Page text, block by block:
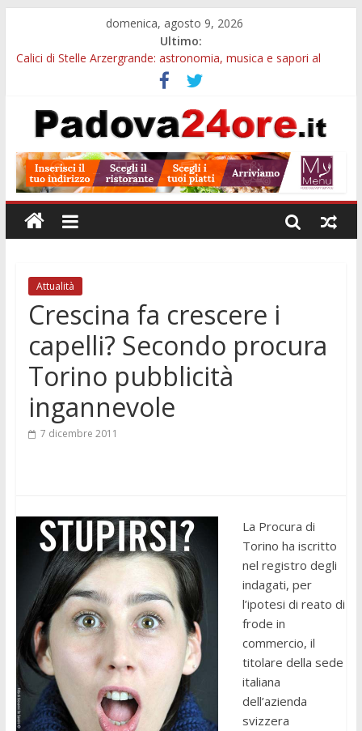
domenica, agosto 9, 2026
Ultimo:
Calici di Stelle Arzergrande: astronomia, musica e sapori al
Campo San Martino, il Museo della civiltà contadina apre gratis
durante la sagra
Notizie di Padova alle ore 10: Notte del Volo sold out, Tribano
Teatro per famiglie a Loreggia, la Bella Addormentata arriva
sul palco domenica sera
Restauro 2026, chiuse le domande: 2,5 milioni per formare
nuove competenze in Veneto
Attualità
Crescina fa crescere i
capelli? Secondo procura
Torino pubblicità
ingannevole
7 dicembre 2011
La Procura di
Torino ha iscritto
nel registro degli
indagati, per
l’ipotesi di reato di
frode in
commercio, il
titolare della sede
italiana
dell’azienda
svizzera